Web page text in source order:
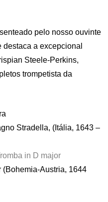
pelo nosso ouvinte
a excepcional
Steele-Perkins,
trompetista da
Stradella, (Itália, 1643 –
in D major
(Bohemia-Austria, 1644